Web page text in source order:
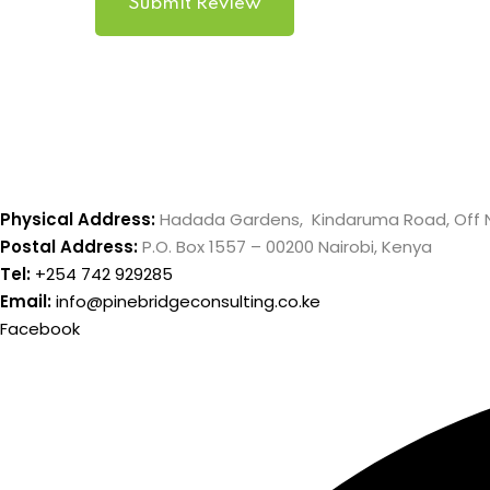
Physical Address:Hadada Gardens, Kindaruma Road, Off
Postal Address:P.O. Box 1557 – 00200 Nairobi, Kenya
Tel: +254 742 929285
Email:info@pinebridgeconsulting.co.ke
Facebook